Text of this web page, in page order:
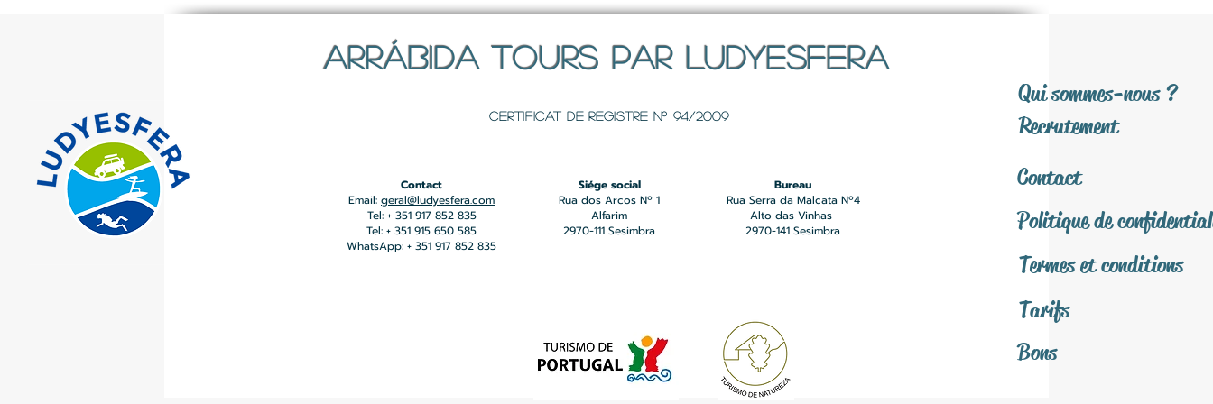
ARRÁBIDA TOURS PAR LUDYESFERA
Certificat de registre Nº 94/2009
Qui sommes-nous ?
Recrutement
Contact
Contact
Email: geral@ludyesfera.com
Tel: + 351 917 852 835
Tel: + 351 915 650 585
WhatsApp: + 351 917 852 835
Siége social
Rua dos Arcos Nº 1
Alfarim
2970-111 Sesimbra
Bureau
Rua Serra da Malcata Nº4
Alto das Vinhas
2970-141 Sesimbra
Politique de
Termes et conditions
Tarifs
Bons